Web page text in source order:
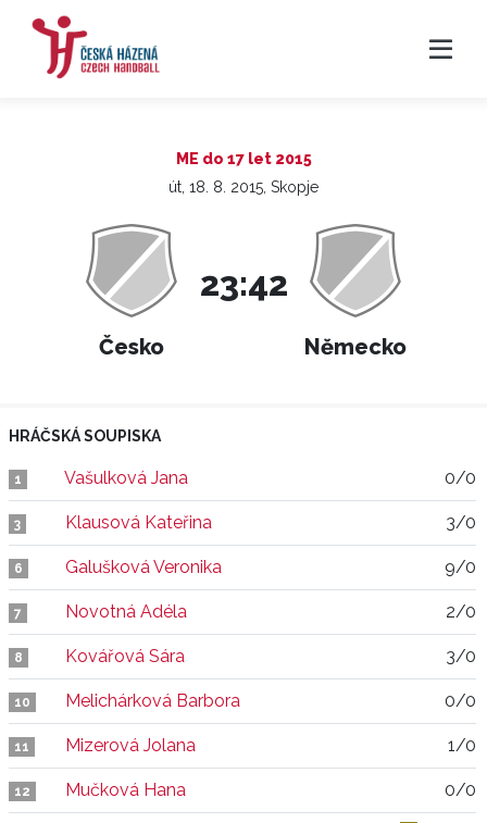
ME do 17 let 2015
út, 18. 8. 2015, Skopje
Česko
23:42
Německo
HRÁČSKÁ SOUPISKA
1 Vašulková Jana 0/0
3 Klausová Kateřina 3/0
6 Galušková Veronika 9/0
7 Novotná Adéla 2/0
8 Kovářová Sára 3/0
10 Melichárková Barbora 0/0
11 Mizerová Jolana 1/0
12 Mučková Hana 0/0